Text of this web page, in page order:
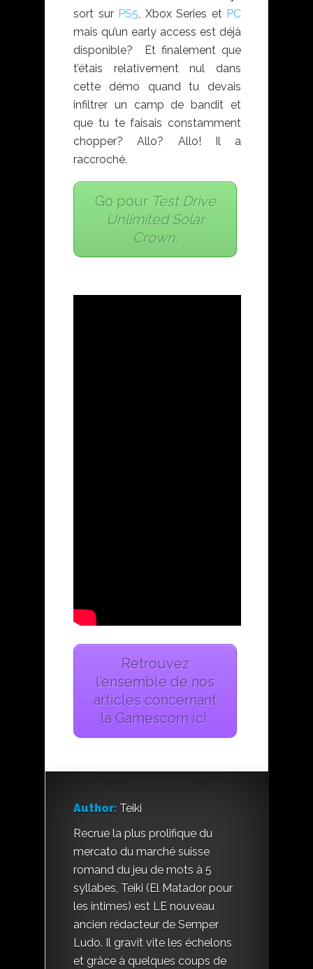
sort sur PS5, Xbox Series et PC
mais qu’un early access est déjà
disponible? Et finalement que
t’étais relativement nul dans
cette démo quand tu devais
infiltrer un camp de bandit et
que tu te faisais constamment
chopper? Allo? Allo! Il a
raccroché.
Go pour Test Drive
Unlimited Solar
Crown.
Retrouvez
l’ensemble de nos
articles concernant
la Gamescom ici.
Author: Teiki
Recrue la plus prolifique du
mercato du marché suisse
romand du jeu de mots à 5
syllabes, Teiki (El Matador pour
les intimes) est LE nouveau
ancien rédacteur de Semper
Ludo. Il gravit vite les échelons
et grâce à quelques coups de